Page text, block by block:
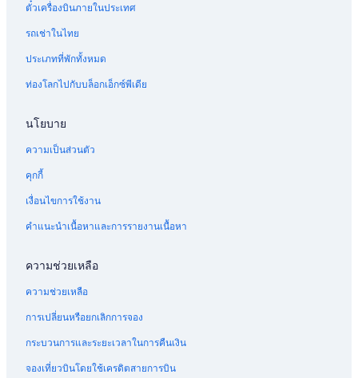
ตั๋วเครื่องบินภายในประเทศ
รถเช่าในไทย
ประเภทที่พักทั้งหมด
ท่องโลกไปกับบล็อกเอ็กซ์พีเดีย
นโยบาย
ความเป็นส่วนตัว
คุกกี้
เงื่อนไขการใช้งาน
คำแนะนำเนื้อหาและการรายงานเนื้อหา
ความช่วยเหลือ
ความช่วยเหลือ
การเปลี่ยนหรือยกเลิกการจอง
กระบวนการและระยะเวลาในการคืนเงิน
จองเที่ยวบินโดยใช้เครดิตสายการบิน